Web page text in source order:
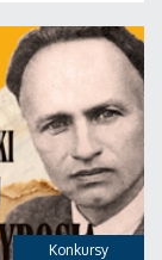
Konkursy